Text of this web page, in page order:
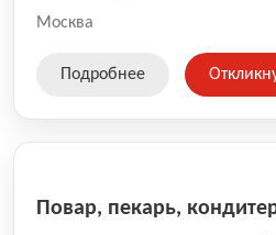
Москва
Подробнее
Повар, пекарь,